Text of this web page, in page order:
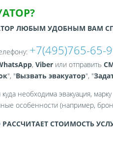
ЛЮБЫМ УДОБНЫМ ВАМ
+7(495)765-65-
, Viberили отправить
", "Вызвать эвакуатор", "
куда необходима эвакуация,
особенности (например,
СТОИМОСТЬ